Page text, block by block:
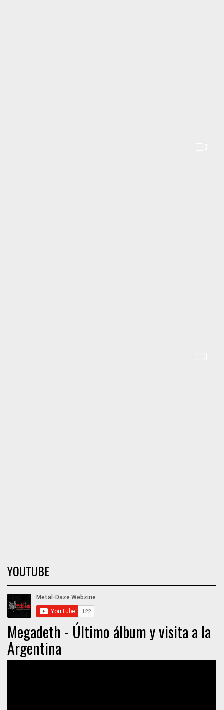
YOUTUBE
Megadeth - Último álbum y visita a la
Argentina